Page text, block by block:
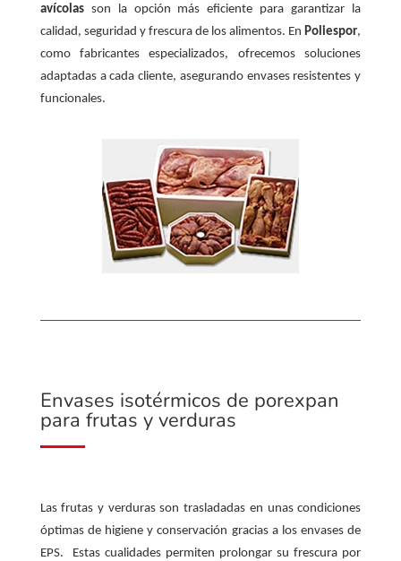
avícolasson la opción más eficiente para garantizar la
calidad, seguridad y frescura de los alimentos. En Poliespor,
como fabricantes especializados, ofrecemos soluciones
adaptadas a cada cliente, asegurando envases resistentes y
funcionales.
Envases isotérmicos de porexpan
para frutas y verduras
Las frutas y verduras son trasladadas en unas condiciones
óptimas de higiene y conservación gracias a los envases de
EPS. Estas cualidades permiten prolongar su frescura por